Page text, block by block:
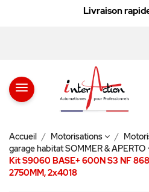
réservée aux
menu
Accueil Motorisations
garage habitat SOMMER & APERTO
Kit S9060 BASE+ 600N S3 NF
2750MM, 2x4018